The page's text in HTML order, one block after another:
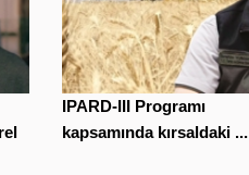
IPARD-III Programı
kapsamında kırsaldaki ...